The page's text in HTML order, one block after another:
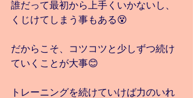
誰だって最初から上手くいかないし、
くじけてしまう事もある😵
だからこそ、コツコツと少しずつ続け
ていくことが大事😊
トレーニングを続けていけば力のいれ